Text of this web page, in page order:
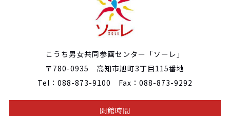
こうち男女共同参画センター「ソーレ」
〒780-0935 高知市旭町3丁目115番地
Tel：088-873-9100 Fax：088-873-9292
開館時間